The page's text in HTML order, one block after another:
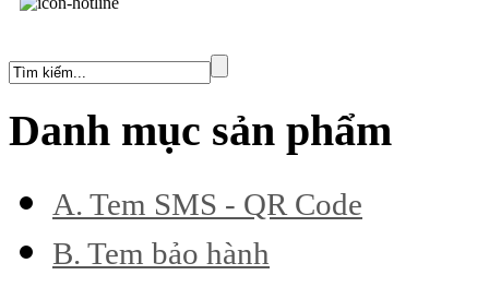
Danh mục sản phẩm
A. Tem SMS - QR Code
B. Tem bảo hành